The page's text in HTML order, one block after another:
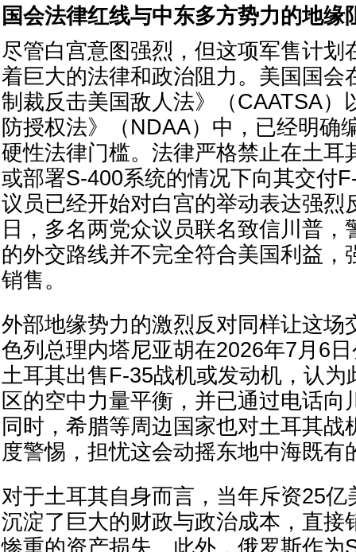
国会法律红线与中东多方势力的地缘
尽管白宫意图强烈，但这项军售计划
着巨大的法律和政治阻力。美国国会
制裁反击美国敌人法》（CAATSA）
防授权法》（NDAA）中，已经明确
硬性法律门槛。法律严格禁止在土耳
或部署S-400系统的情况下向其交付
议员已经开始对白宫的举动表达强烈
日，多名两党众议员联名致信川普，
的外交路线并不完全符合美国利益，
销售。
外部地缘势力的激烈反对同样让这场
色列总理内塔尼亚胡在2026年7月6
土耳其出售F-35战机或发动机，认为
区的空中力量平衡，并已通过电话向
同时，希腊等周边国家也对土耳其战
度警惕，担忧这会动摇东地中海既有
对于土耳其自身而言，当年斥资25亿
沉淀了巨大的财政与政治成本，直接
惨重的资产损失。此外，俄罗斯作为